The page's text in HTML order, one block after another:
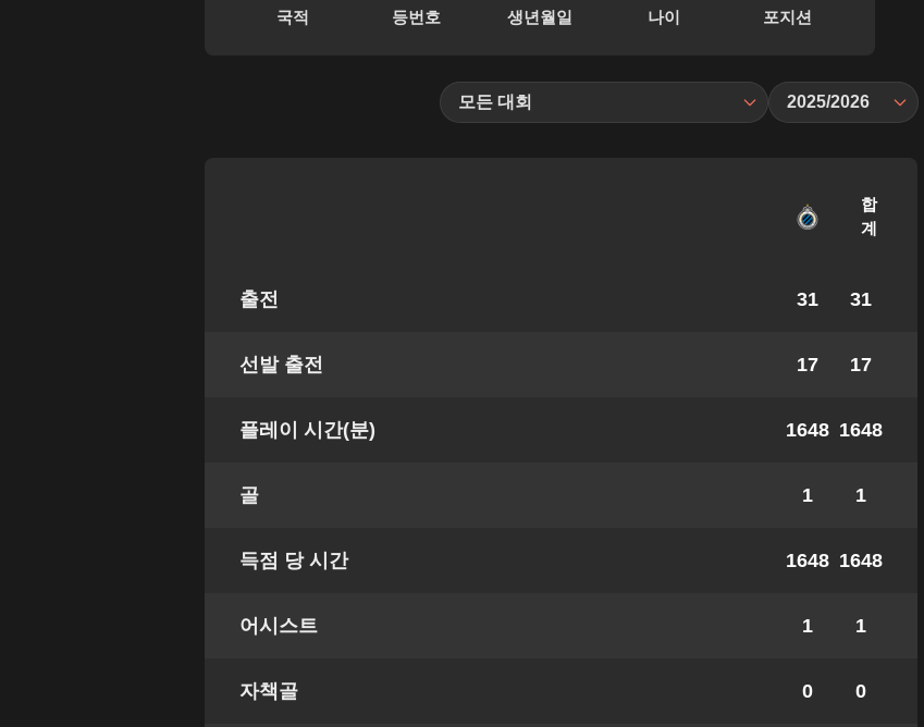
국적 등번호 생년월일 나이 포지션
모든 대회 2025/2026
합
계
출전 31 31
선발 출전 17 17
플레이 시간(분) 1648 1648
골 1 1
득점 당 시간 1648 1648
어시스트 1 1
자책골 0 0